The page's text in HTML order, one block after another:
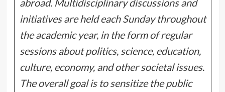
abroad. Multidisciplinary discussions and
initiatives are held each Sunday throughout
the academic year, in the form of regular
sessions about politics, science, education,
culture, economy, and other societal issues.
The overall goal is to sensitize the public